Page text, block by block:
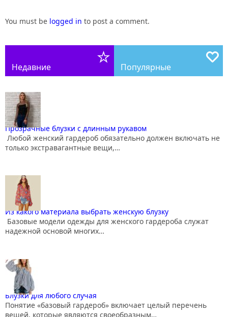
You must be logged in to post a comment.
Недавние Популярные
Прозрачные блузки с длинным рукавом
Любой женский гардероб обязательно должен включать не
только экстравагантные вещи,…
Из какого материала выбрать женскую блузку
Базовые модели одежды для женского гардероба служат
надежной основой многих…
Блузки для любого случая
Понятие «базовый гардероб» включает целый перечень
вещей, которые являются своеобразным…